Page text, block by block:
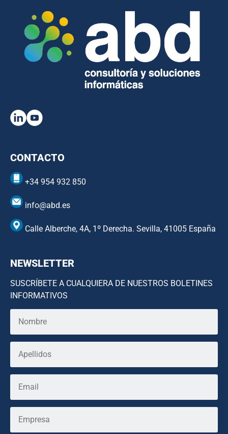
CONTACTO
+34 954 932 850
info@abd.es
Calle Alberche, 4A, 1º Derecha. Sevilla, 41005 España
NEWSLETTER
SUSCRÍBETE A CUALQUIERA DE NUESTROS BOLETINES
INFORMATIVOS